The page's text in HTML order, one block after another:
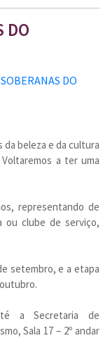
DO
beleza e da cultura
a ter uma
representando de
ou clube de serviço,
setembro, e a etapa
a Secretaria de
Sala 17 – 2º andar